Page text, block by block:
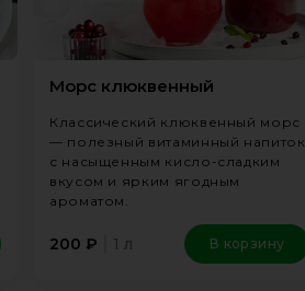
Морс клюквенный
Классический клюквенный морс
— полезный витаминный напиток
с насыщенным кисло-сладким
вкусом и ярким ягодным
ароматом.
200 ₽ 1 л В корзину